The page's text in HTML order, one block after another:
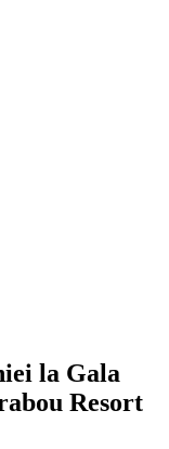
la Gala
Resort